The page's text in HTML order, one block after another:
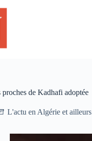
de Kadhafi adoptée
L'actu en Algérie et ailleurs